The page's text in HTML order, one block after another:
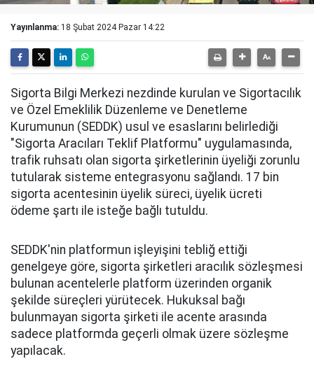
Yayınlanma: 18 Şubat 2024 Pazar 14:22
Sigorta Bilgi Merkezi nezdinde kurulan ve Sigortacılık
ve Özel Emeklilik Düzenleme ve Denetleme
Kurumunun (SEDDK) usul ve esaslarını belirlediği
"Sigorta Aracıları Teklif Platformu" uygulamasında,
trafik ruhsatı olan sigorta şirketlerinin üyeliği zorunlu
tutularak sisteme entegrasyonu sağlandı. 17 bin
sigorta acentesinin üyelik süreci, üyelik ücreti
ödeme şartı ile isteğe bağlı tutuldu.
SEDDK'nin platformun işleyişini tebliğ ettiği
genelgeye göre, sigorta şirketleri aracılık sözleşmesi
bulunan acentelerle platform üzerinden organik
şekilde süreçleri yürütecek. Hukuksal bağı
bulunmayan sigorta şirketi ile acente arasında
sadece platformda geçerli olmak üzere sözleşme
yapılacak.